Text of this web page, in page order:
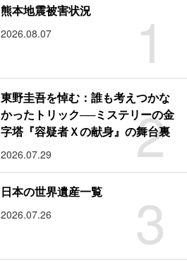
1
熊本地震被害状況
2026.08.07
2
東野圭吾を悼む：誰も考えつかな
かったトリック──ミステリーの金
字塔『容疑者Ｘの献身』の舞台裏
2026.07.29
3
日本の世界遺産一覧
2026.07.26